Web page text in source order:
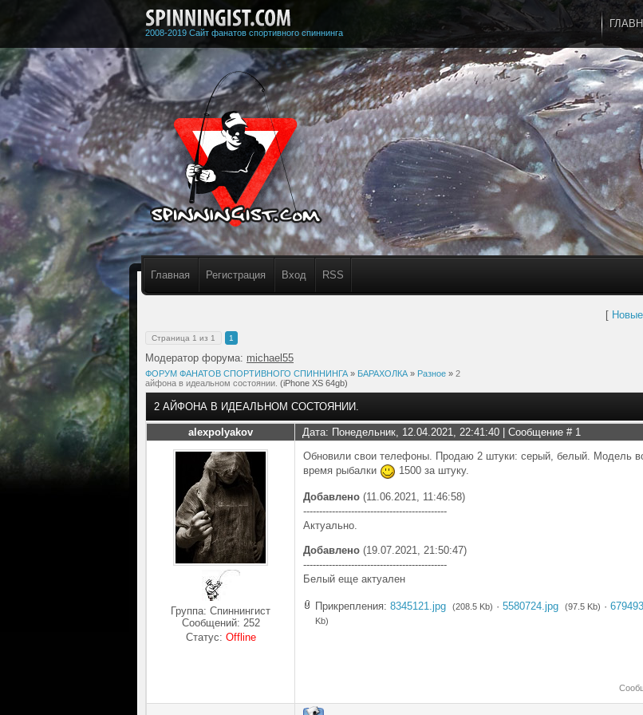
2008-2019 Сайт фанатов спортивного спиннинга
Главная Регистрация Вход RSS
[
Страница 1 из 1 1
Модератор форума: michael55
ФОРУМ ФАНАТОВ СПОРТИВНОГО СПИННИНГА » БАРАХОЛКА » Разное » 2
айфона в идеальном состоянии. (iPhone XS 64gb)
2 АЙФОНА В ИДЕАЛЬНОМ СОСТОЯНИИ.
alexpolyakov Дата: Понедельник, 12.04.2021, 22:41:40 | Сообщение # 1
Группа: Спиннингист
Сообщений: 252
Статус: Offline
Обновили свои телефоны. Продаю 2 штуки: серый, белый. Модель
время рыбалки
1500 за штуку.
Добавлено (11.06.2021, 11:46:58)
---------------------------------------------
Актуально.
Добавлено (19.07.2021, 21:50:47)
---------------------------------------------
Белый еще актуален
Прикрепления: 8345121.jpg (208.5 Kb) · 5580724.jpg (97.5 Kb) ·
Kb)